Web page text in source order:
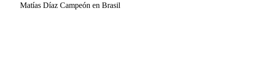
Matías Díaz Campeón en Brasil